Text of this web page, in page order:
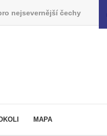
nejsevernější čechy
MAPA